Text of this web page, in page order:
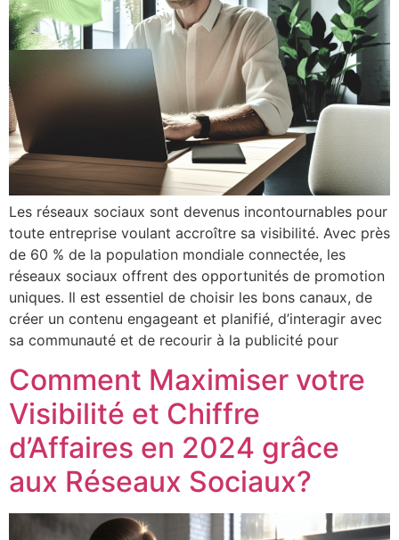
Les réseaux sociaux sont devenus incontournables pour
toute entreprise voulant accroître sa visibilité. Avec près
de 60 % de la population mondiale connectée, les
réseaux sociaux offrent des opportunités de promotion
uniques. Il est essentiel de choisir les bons canaux, de
créer un contenu engageant et planifié, d’interagir avec
sa communauté et de recourir à la publicité pour
Comment Maximiser votre
Visibilité et Chiffre
d’Affaires en 2024 grâce
aux Réseaux Sociaux?